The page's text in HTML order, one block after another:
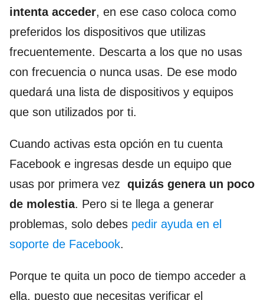
intenta acceder, en ese caso coloca como
preferidos los dispositivos que utilizas
frecuentemente. Descarta a los que no usas
con frecuencia o nunca usas. De ese modo
quedará una lista de dispositivos y equipos
que son utilizados por ti.
Cuando activas esta opción en tu cuenta
Facebook e ingresas desde un equipo que
usas por primera vez quizás genera un poco
de molestia. Pero si te llega a generar
problemas, solo debes pedir ayuda en el
soporte de Facebook.
Porque te quita un poco de tiempo acceder a
ella, puesto que necesitas verificar el